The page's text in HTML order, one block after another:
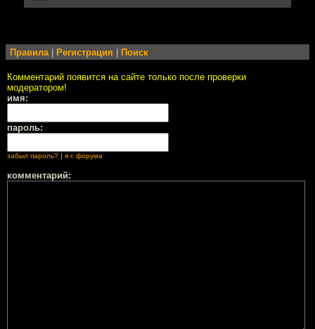
Правила| Регистрация Поиск
Комментарий появится на сайте только после проверки
модератором!
имя:
пароль:
забыл пароль? я с форума
комментарий: